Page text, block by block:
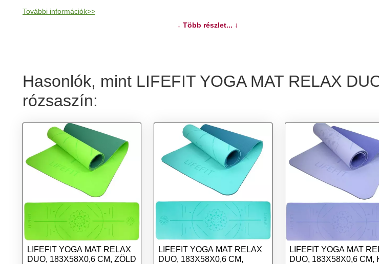
További információk>>
↓ Több részlet... ↓
Hasonlók, mint LIFEFIT YOGA MAT RELAX
rózsaszín:
LIFEFIT YOGA MAT RELAX
DUO, 183X58X0,6 CM, ZÖLD
LIFEFIT YOGA MAT RELAX
DUO, 183X58X0,6 CM,
LIFEFIT YOGA MAT
DUO, 183X58X0,6 CM,